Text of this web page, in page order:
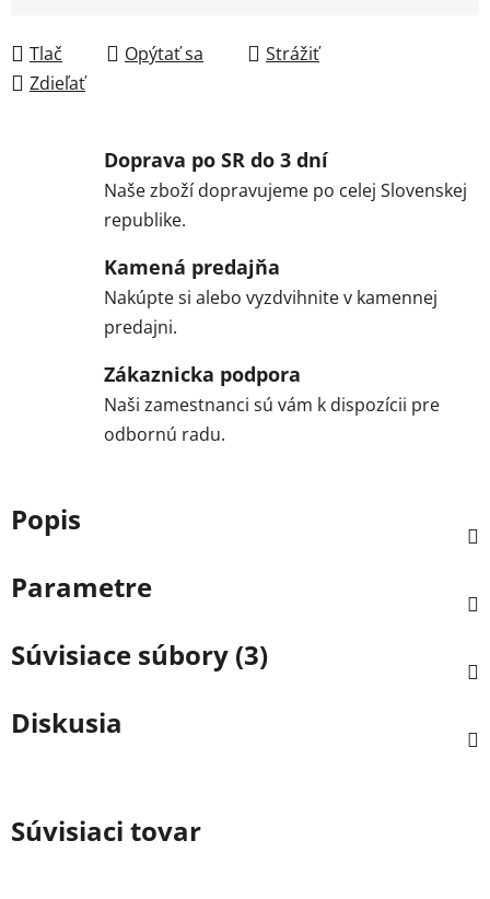
Tlač Opýtať sa
Strážiť
Zdieľať
Doprava po SR do 3 dní
Naše zboží dopravujeme po celej Slovenskej
republike.
Kamená predajňa
Nakúpte si alebo vyzdvihnite v kamennej
predajni.
Zákaznicka podpora
Naši zamestnanci sú vám k dispozícii pre
odbornú radu.
Popis
Parametre
Súvisiace súbory (3)
Diskusia
Súvisiaci tovar